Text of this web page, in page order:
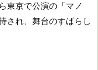
東京で公演の「マノ
され、舞台のすばらし